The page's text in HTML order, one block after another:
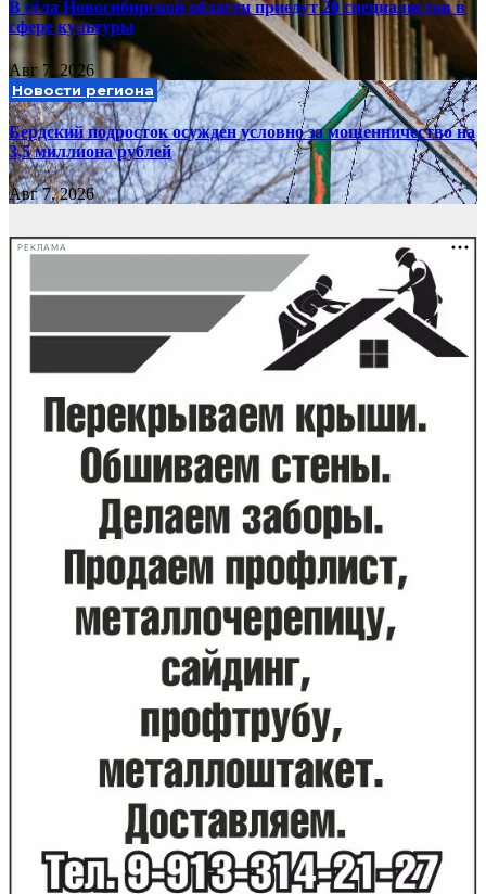
В сёла Новосибирской области приедут 20 специалистов в
сфере культуры
Авг 7, 2026
Новости региона
Бердский подросток осужден условно за мошенничество на
3,5 миллиона рублей
Авг 7, 2026
РЕКЛАМА